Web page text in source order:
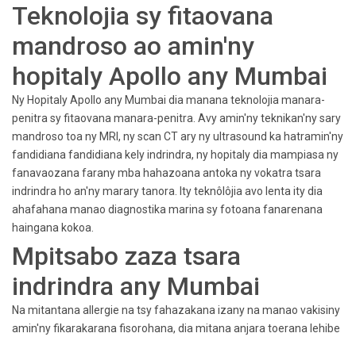
Teknolojia sy fitaovana
mandroso ao amin'ny
hopitaly Apollo any Mumbai
Ny Hopitaly Apollo any Mumbai dia manana teknolojia manara-
penitra sy fitaovana manara-penitra. Avy amin'ny teknikan'ny sary
mandroso toa ny MRI, ny scan CT ary ny ultrasound ka hatramin'ny
fandidiana fandidiana kely indrindra, ny hopitaly dia mampiasa ny
fanavaozana farany mba hahazoana antoka ny vokatra tsara
indrindra ho an'ny marary tanora. Ity teknôlôjia avo lenta ity dia
ahafahana manao diagnostika marina sy fotoana fanarenana
haingana kokoa.
Mpitsabo zaza tsara
indrindra any Mumbai
Na mitantana allergie na tsy fahazakana izany na manao vakisiny
amin'ny fikarakarana fisorohana, dia mitana anjara toerana lehibe